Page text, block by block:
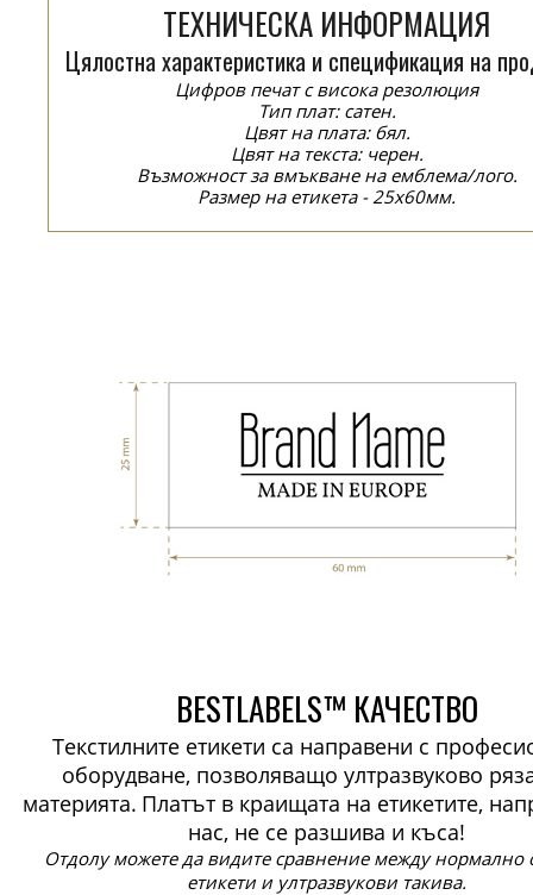
ТЕХНИЧЕСКА ИНФОРМАЦИЯ
Цялостна характеристика и спецификация на
Цифров печат с висока резолюция
Тип плат: сатен.
Цвят на плата: бял.
Цвят на текста: черен.
Възможност за вмъкване на емблема/лого.
Размер на етикета - 25x60мм.
BESTLABELS™ КАЧЕСТВО
Текстилните етикети са направени с
оборудване, позволяващо ултразвуково
материята. Платът в краищата на етикетите,
нас, не се разшива и къса!
Отдолу можете да видите сравнение между нормално
етикети и ултразвукови такива.